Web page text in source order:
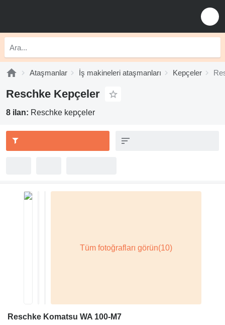
Ataşmanlar İş makineleri ataşmanları Kepçeler
Reschke Kepçeler
8 ilan: Reschke kepçeler
Reschke Komatsu WA 100-M7